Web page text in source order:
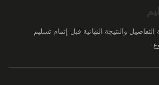
والنتيجة النهائية قبل إتمام تسليم